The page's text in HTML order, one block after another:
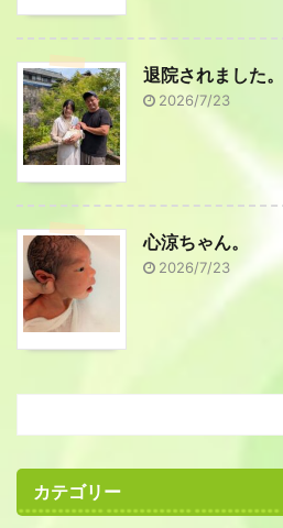
退院されました。
2026/7/23
心涼ちゃん。
2026/7/23
カテゴリー